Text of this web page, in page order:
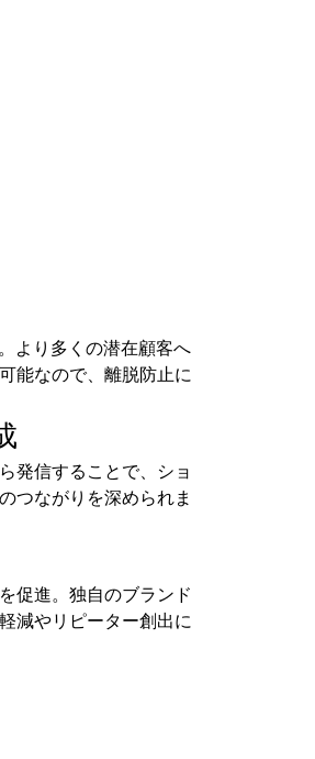
より多くの潜在顧客へ
能なので、離脱防止に
発信することで、ショ
つながりを深められま
促進。独自のブランド
減やリピーター創出に